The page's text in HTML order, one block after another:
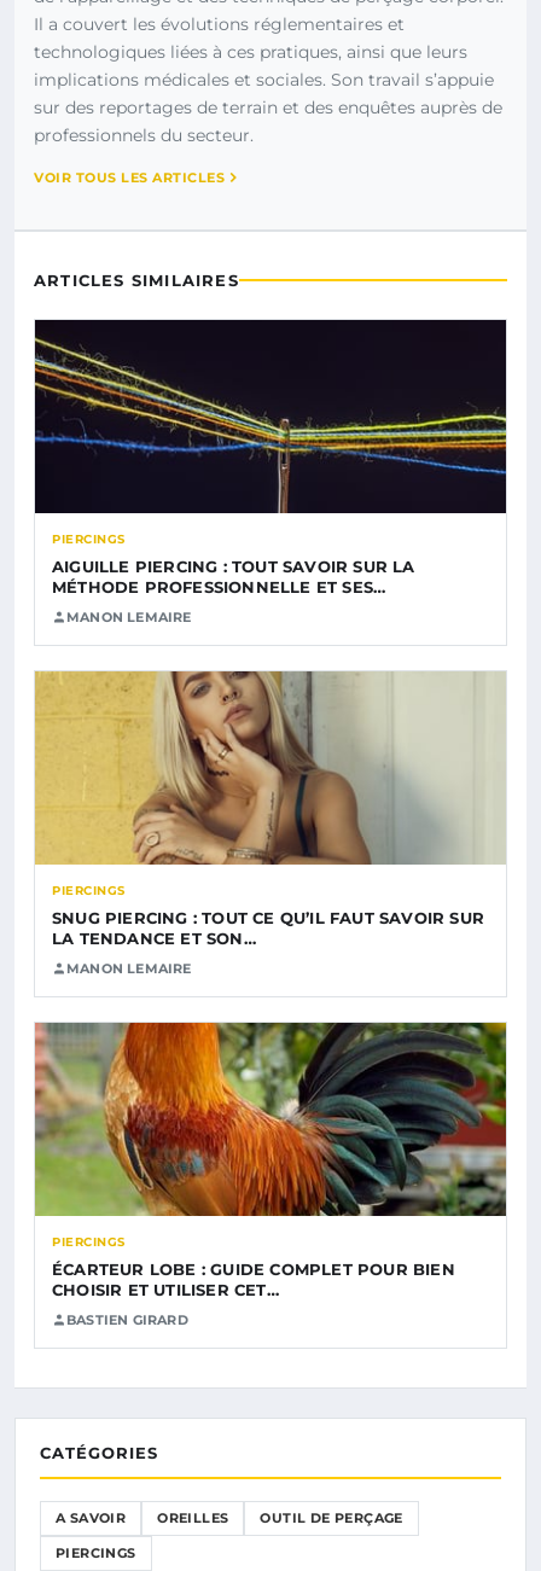
Il a couvert les évolutions réglementaires et
technologiques liées à ces pratiques, ainsi que leurs
implications médicales et sociales. Son travail s’appuie
sur des reportages de terrain et des enquêtes auprès de
professionnels du secteur.
VOIR TOUS LES ARTICLES
ARTICLES SIMILAIRES
PIERCINGS
AIGUILLE PIERCING : TOUT SAVOIR SUR LA
MÉTHODE PROFESSIONNELLE ET SES…
MANON LEMAIRE
PIERCINGS
SNUG PIERCING : TOUT CE QU’IL FAUT SAVOIR SUR
LA TENDANCE ET SON…
MANON LEMAIRE
PIERCINGS
ÉCARTEUR LOBE : GUIDE COMPLET POUR BIEN
CHOISIR ET UTILISER CET…
BASTIEN GIRARD
CATÉGORIES
A SAVOIR OREILLES OUTIL DE PERÇAGE
PIERCINGS